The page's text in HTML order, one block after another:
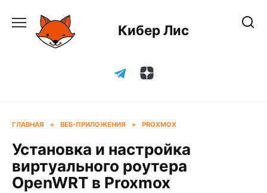
содержанию
Кибер Лис
ГЛАВНАЯ » ВЕБ-ПРИЛОЖЕНИЯ » PROXMOX
Установка и настройка
виртуального роутера
OpenWRT в Proxmox